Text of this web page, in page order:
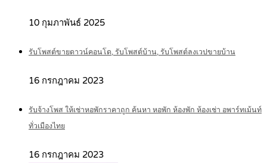
10 กุมภาพันธ์ 2025
รับโพสต์ขายดาวน์คอนโด, รับโพสต์บ้าน, รับโพสต์ลงเวปขายบ้าน
16 กรกฎาคม 2023
รับจ้างโพส ให้เช่าหอพักราคาถูก ค้นหา หอพัก ห้องพัก ห้องเช่า อพาร์ทเม้นท์
ทั่วเมืองไทย
16 กรกฎาคม 2023